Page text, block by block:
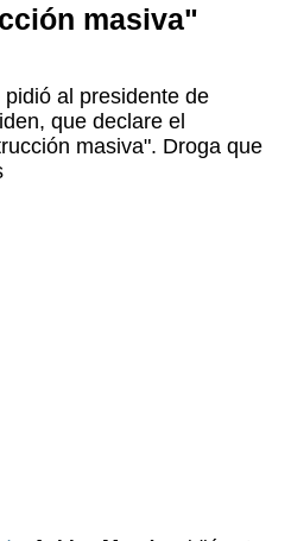
masiva"
al presidente de
que declare el
masiva". Droga que